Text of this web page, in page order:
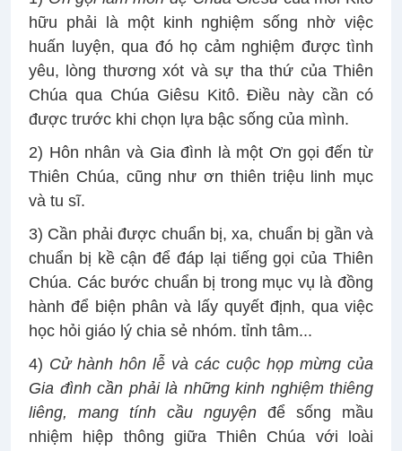
hữu phải là một kinh nghiệm sống nhờ việc
huấn luyện, qua đó họ cảm nghiệm được tình
yêu, lòng thương xót và sự tha thứ của Thiên
Chúa qua Chúa Giêsu Kitô. Điều này cần có
được trước khi chọn lựa bậc sống của mình.
2) Hôn nhân và Gia đình là một Ơn gọi đến từ
Thiên Chúa, cũng như ơn thiên triệu linh mục
và tu sĩ.
3) Cần phải được chuẩn bị, xa, chuẩn bị gần và
chuẩn bị kề cận để đáp lại tiếng gọi của Thiên
Chúa. Các bước chuẩn bị trong mục vụ là đồng
hành để biện phân và lấy quyết định, qua việc
học hỏi giáo lý chia sẻ nhóm. tỉnh tâm...
4) Cử hành hôn lễ và các cuộc họp mừng của
Gia đình cần phải là những kinh nghiệm thiêng
liêng, mang tính cầu nguyện để sống mầu
nhiệm hiệp thông giữa Thiên Chúa với loài